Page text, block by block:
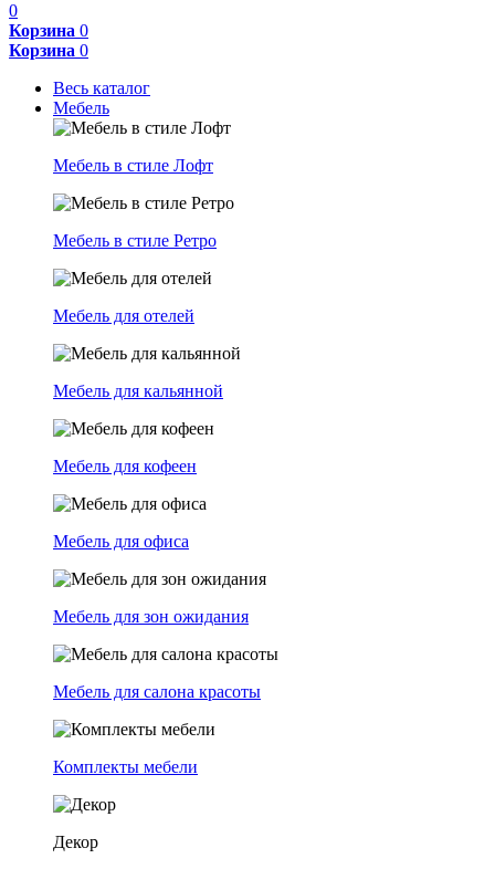
0
Корзина 0
Корзина 0
Весь каталог
Мебель
Мебель в стиле Лофт
Мебель в стиле Ретро
Мебель для отелей
Мебель для кальянной
Мебель для кофеен
Мебель для офиса
Мебель для зон ожидания
Мебель для салона красоты
Комплекты мебели
Декор